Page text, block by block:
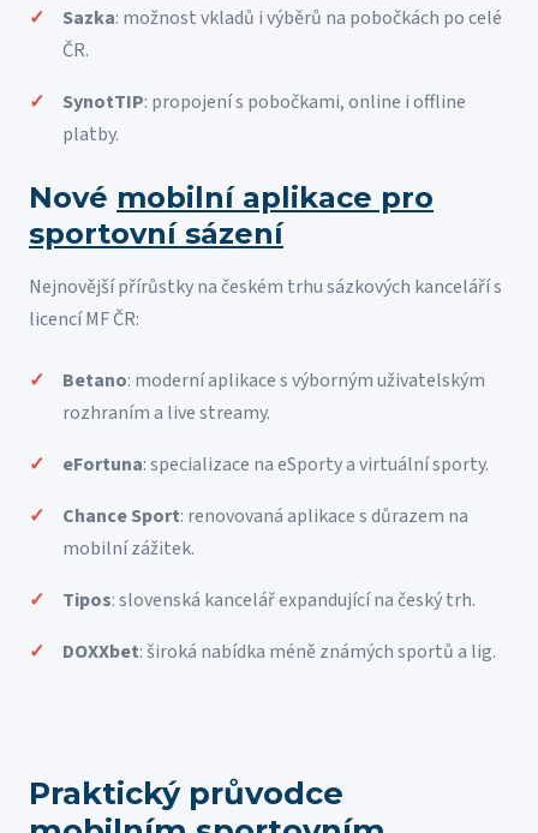
Sazka: možnost vkladů i výběrů na pobočkách po celé
ČR.
SynotTIP: propojení s pobočkami, online i offline
platby.
Nové mobilní aplikace pro
sportovní sázení
Nejnovější přírůstky na českém trhu sázkových kanceláří s
licencí MF ČR:
Betano: moderní aplikace s výborným uživatelským
rozhraním a live streamy.
eFortuna: specializace na eSporty a virtuální sporty.
Chance Sport: renovovaná aplikace s důrazem na
mobilní zážitek.
Tipos: slovenská kancelář expandující na český trh.
DOXXbet: široká nabídka méně známých sportů a lig.
Praktický průvodce